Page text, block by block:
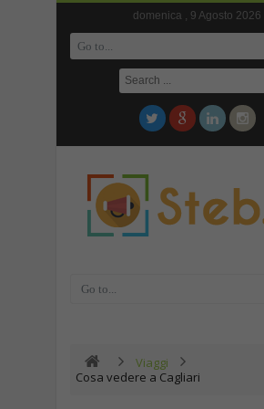
domenica , 9 Agosto 2026
Viaggi
Cosa vedere a Cagliari